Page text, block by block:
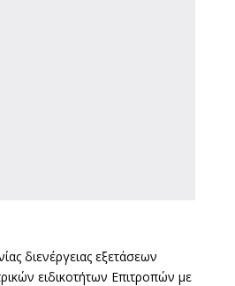
διενέργειας εξετάσεων
ειδικοτήτων Επιτροπών με